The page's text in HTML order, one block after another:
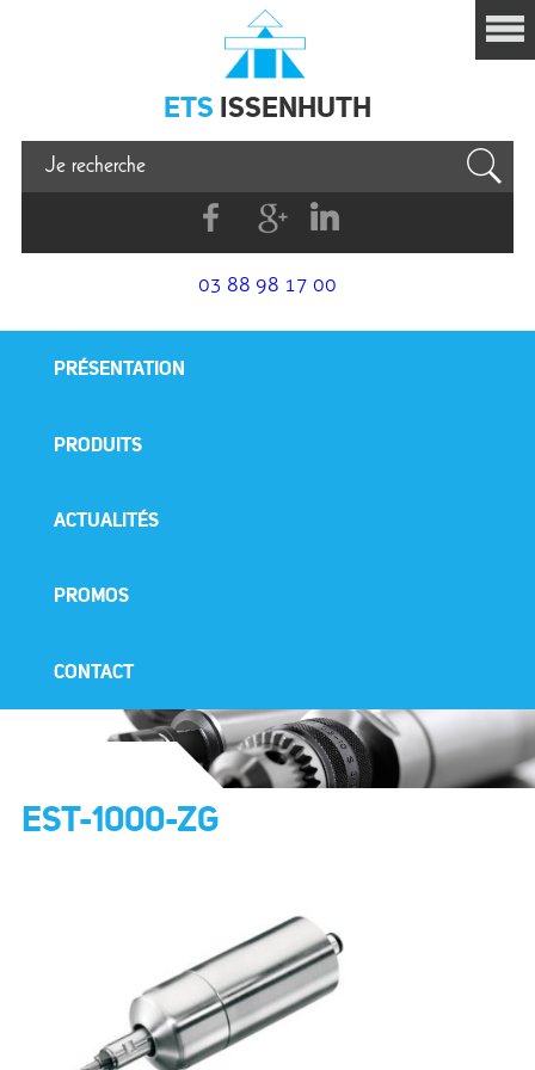
Issenhuth
ETS ISSENHUTH
FacebookG+
Linkedin
03 88 98 17 00
PRÉSENTATION
PRODUITS
ACTUALITÉS
PROMOS
CONTACT
EST-1000-ZG